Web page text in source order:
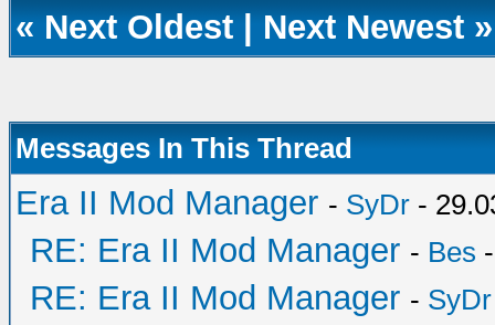
« Next Oldest Next Newest »
Messages In This Thread
Era II Mod Manager - SyDr -
RE: Era II Mod Manager - Bes
RE: Era II Mod Manager - SyDr